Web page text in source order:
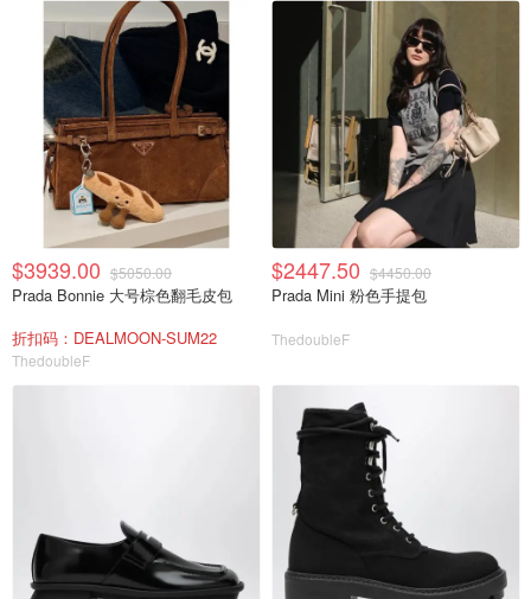
$3939.00 $5050.00
Prada Bonnie 大号棕色翻毛皮包
折扣码：DEALMOON-SUM22
ThedoubleF
$2447.50 $4450.00
Prada Mini 粉色手提包
ThedoubleF